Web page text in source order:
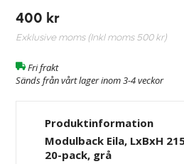
400 kr
Exklusive moms (Inkl moms500 kr)
Fri frakt
Sänds från vårt lager inom 3-4 veckor
Produktinformation
Modulback Eila, LxBxH
20-pack, grå